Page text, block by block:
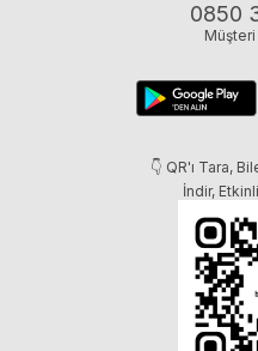
0850
👇 QR'ı Tara,
İndir,